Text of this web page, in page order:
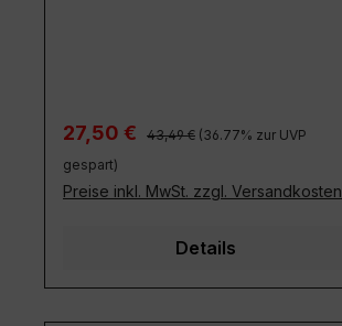
Verkaufspreis:
27,50 € Regulärer Preis:
43,49 € (36.77% zur UVP
gespart)
Preise inkl. MwSt. zzgl. Versandkosten
Details